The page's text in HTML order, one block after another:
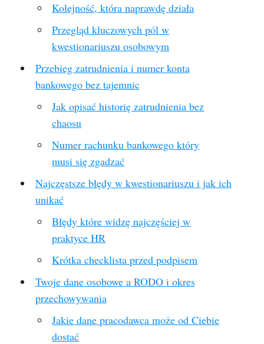
Kolejność, która naprawdę działa
Przegląd kluczowych pól w
kwestionariuszu osobowym
Przebieg zatrudnienia i numer konta
bankowego bez tajemnic
Jak opisać historię zatrudnienia bez
chaosu
Numer rachunku bankowego który
musi się zgadzać
Najczęstsze błędy w kwestionariuszu i jak ich
unikać
Błędy które widzę najczęściej w
praktyce HR
Krótka checklista przed podpisem
Twoje dane osobowe a RODO i okres
przechowywania
Jakie dane pracodawca może od Ciebie
dostać